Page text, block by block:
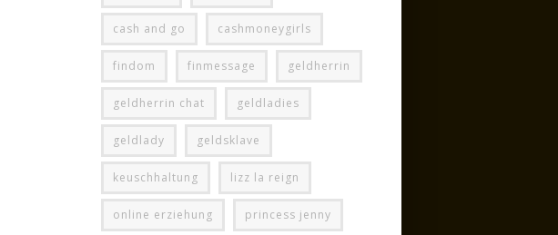
cash and go cashmoneygirls
findom finmessage geldherrin
geldherrin chat geldladies
geldlady geldsklave
keuschhaltung lizz la reign
online erziehung princess jenny